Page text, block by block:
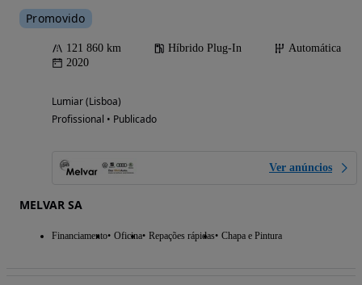
Promovido
121 860 km Híbrido Plug-In
Automática
2020
Lumiar (Lisboa)
Profissional • Publicado
Ver anúncios
MELVAR SA
Financiamento Oficina Repações rápidas Chapa e Pintura